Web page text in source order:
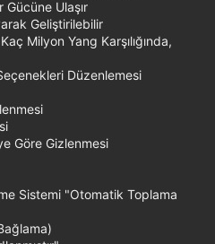
Ulaşır
Geliştirilebilir
Milyon Yang Karşılığında,
Düzenlemesi
Göre Gizlenmesi
Sistemi "Otomatik Toplama